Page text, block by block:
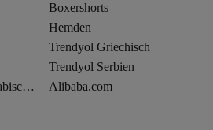
Boxershorts
Hemden
Trendyol Griechisch
Trendyol Serbien
Trendyol Vereinigte Arabische Emirate
Alibaba.com